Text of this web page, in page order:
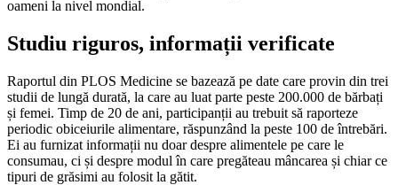
oameni la nivel mondial.
Studiu riguros, informații verificate
Raportul din PLOS Medicine se bazează pe date care provin din trei
studii de lungă durată, la care au luat parte peste 200.000 de bărbați
și femei. Timp de 20 de ani, participanții au trebuit să raporteze
periodic obiceiurile alimentare, răspunzând la peste 100 de întrebări.
Ei au furnizat informații nu doar despre alimentele pe care le
consumau, ci și despre modul în care pregăteau mâncarea și chiar ce
tipuri de grăsimi au folosit la gătit.